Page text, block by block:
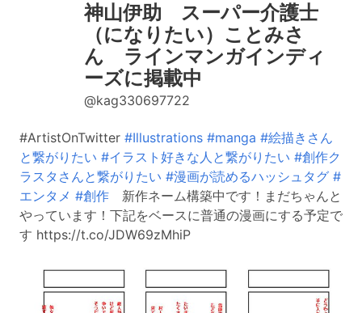
神山伊助 スーパー介護士
（になりたい）ことみさ
ん ラインマンガインディ
ーズに掲載中
@kag330697722
#ArtistOnTwitter #Illustrations #manga #絵描きさん
と繋がりたい #イラスト好きな人と繋がりたい #創作ク
ラスタさんと繋がりたい #漫画が読めるハッシュタグ #
エンタメ #創作 新作ネーム構築中です！まだちゃんと
やっています！下記をベースに普通の漫画にする予定で
す https://t.co/JDW69zMhiP